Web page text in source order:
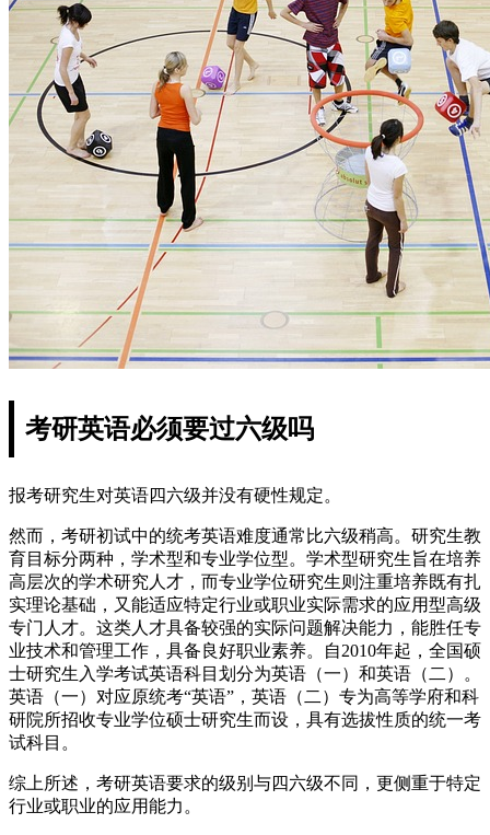
考研英语必须要过六级吗
报考研究生对英语四六级并没有硬性规定。
然而，考研初试中的统考英语难度通常比六级稍高。研究生教
育目标分两种，学术型和专业学位型。学术型研究生旨在培养
高层次的学术研究人才，而专业学位研究生则注重培养既有扎
实理论基础，又能适应特定行业或职业实际需求的应用型高级
专门人才。这类人才具备较强的实际问题解决能力，能胜任专
业技术和管理工作，具备良好职业素养。自2010年起，全国硕
士研究生入学考试英语科目划分为英语（一）和英语（二）。
英语（一）对应原统考“英语”，英语（二）专为高等学府和科
研院所招收专业学位硕士研究生而设，具有选拔性质的统一考
试科目。
综上所述，考研英语要求的级别与四六级不同，更侧重于特定
行业或职业的应用能力。